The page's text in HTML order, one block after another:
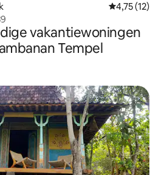
Gemiddelde
4,75 (12)
vakantiewoningen
Tempel